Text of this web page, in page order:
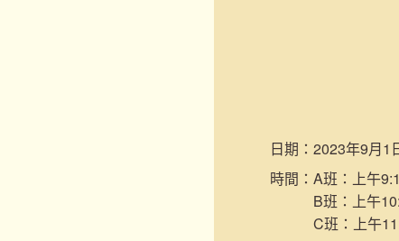
日期： 2023年9月1
時間： A班：上午
B班：上午
C班：上午